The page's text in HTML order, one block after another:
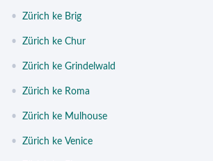
• Zürich ke Brig
• Zürich ke Chur
• Zürich ke Grindelwald
• Zürich ke Roma
• Zürich ke Mulhouse
• Zürich ke Venice